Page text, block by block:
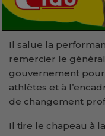
Il salue la
remercier le
gouvernement pour
athlètes et à
de changement
Il tire le chapeau à